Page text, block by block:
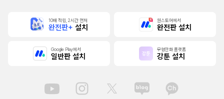
10배 적립, 2시간 먼저
완전판+ 설치
원스토어에서
완전판 설치
Google Play에서
일반판 설치
무협만화 플랫폼
강툰 설치